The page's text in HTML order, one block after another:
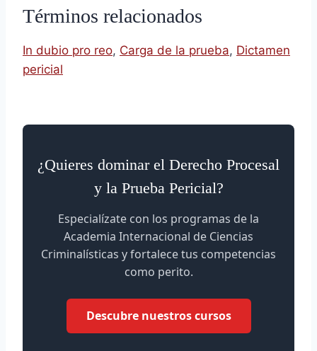
Términos relacionados
In dubio pro reo, Carga de la prueba, Dictamen
pericial
¿Quieres dominar el Derecho Procesal
y la Prueba Pericial?
Especialízate con los programas de la
Academia Internacional de Ciencias
Criminalísticas y fortalece tus competencias
como perito.
Descubre nuestros cursos